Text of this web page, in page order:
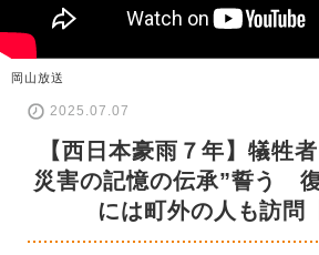
岡山放送
2025.07.07
【西日本豪雨７年】犠牲
災害の記憶の伝承”誓う
には町外の人も訪問